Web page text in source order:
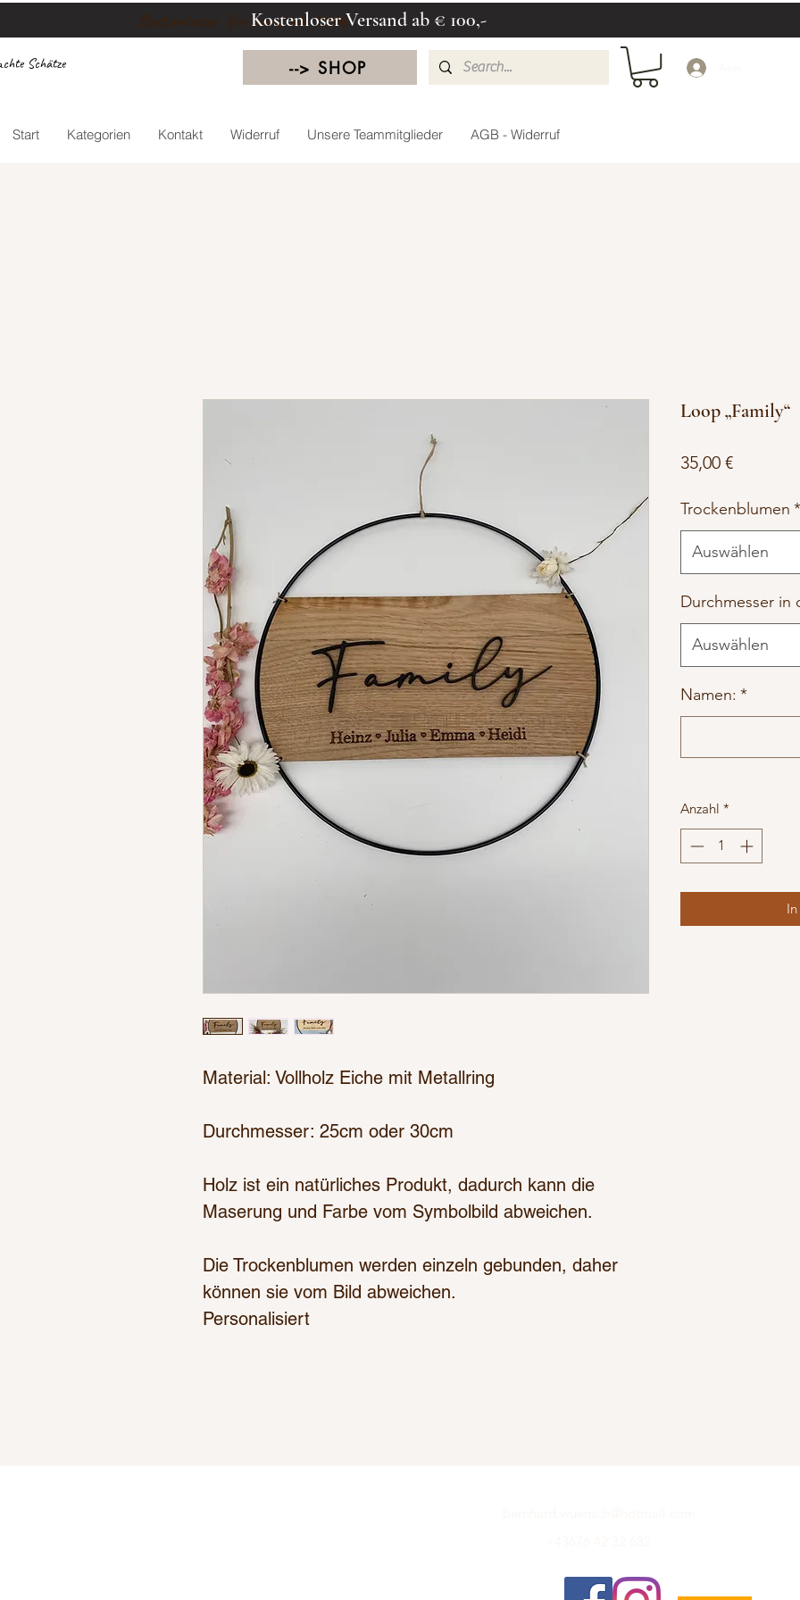
Kostenloser Versand ab 100€Kostenloser Versand ab € 100,-
Schätze
Start Kategorien Kontakt Widerruf Unsere Teammitglieder AGB - Widerruf
--> SHOP
Material: Vollholz Eiche mit Metallring
Durchmesser: 25cm oder 30cm
Holz ist ein natürliches Produkt, dadurch kann die
Maserung und Farbe vom Symbolbild abweichen.
Die Trockenblumen werden einzeln gebunden, daher
können sie vom Bild abweichen.
Personalisiert
Loop „Family“
35,00 €Preis
Trockenblumen *
Auswählen
Durchmesser in
Auswählen
Namen: *
Anzahl *